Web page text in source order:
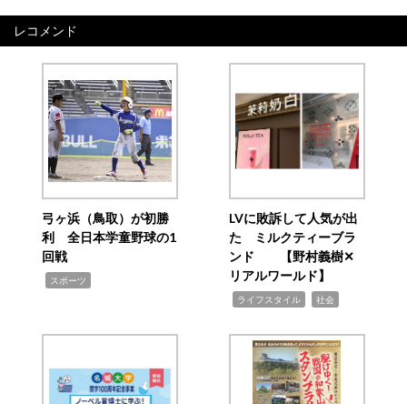
レコメンド
弓ヶ浜（鳥取）が初勝
利 全日本学童野球の1
回戦
スポーツ
LVに敗訴して人気が出
た ミルクティーブラ
ンド 【野村義樹✕
リアルワールド】
ライフスタイル 社会